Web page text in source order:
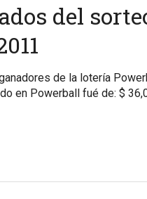
del
de la lotería
en Powerball fué de: $